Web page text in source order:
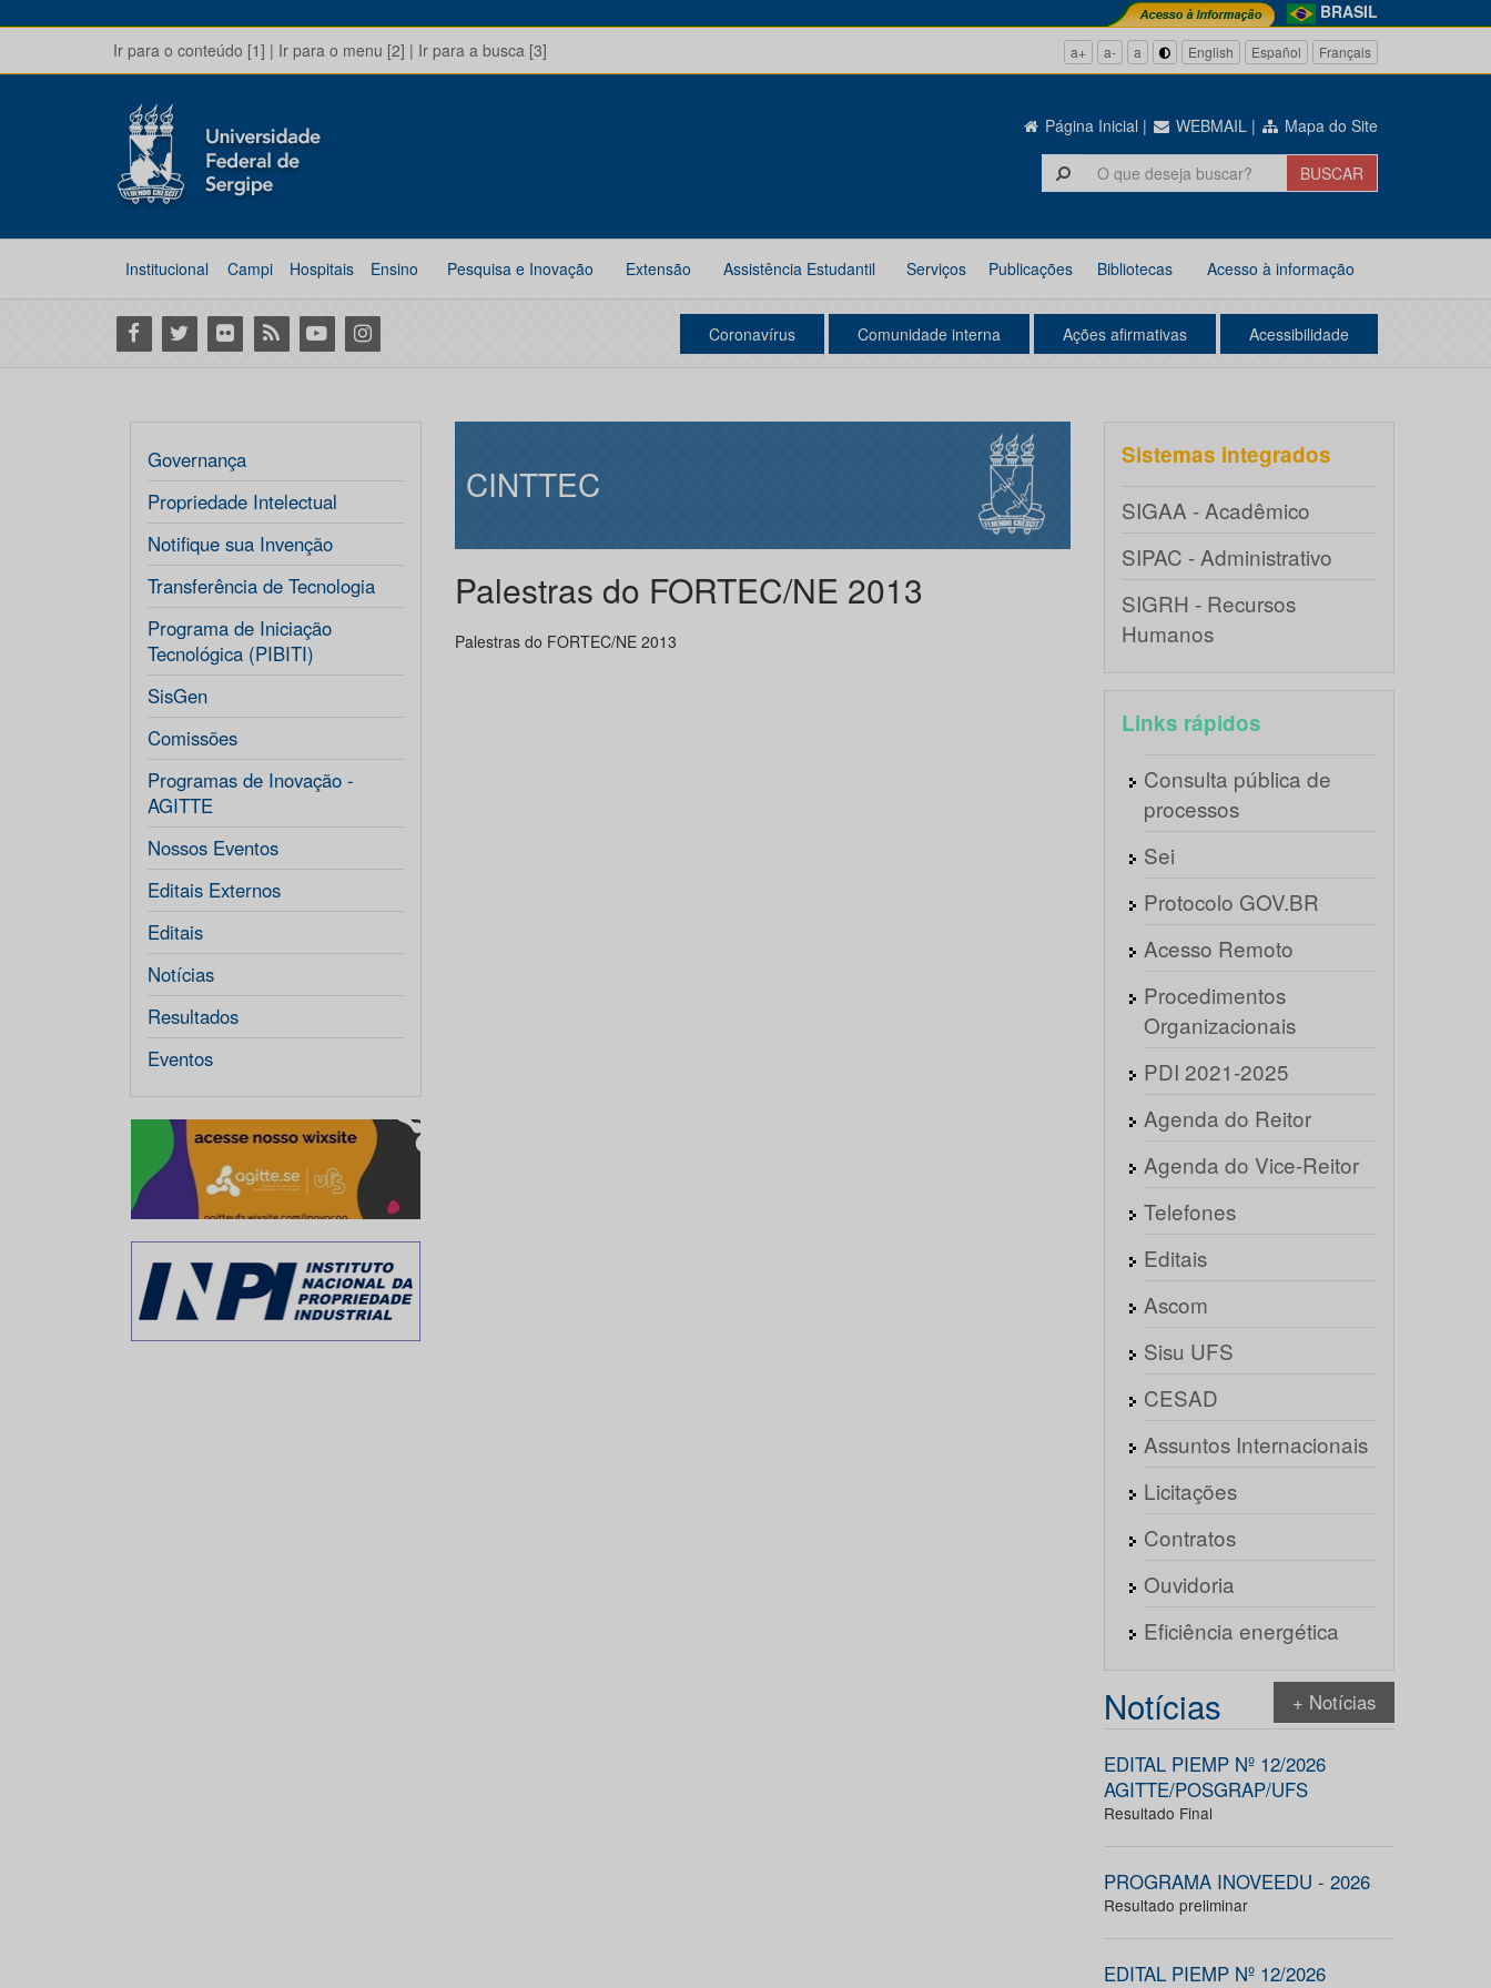
BRASIL
Ir para o conteúdo [1] | Ir para o menu [2] | Ir para a busca [3] a+ a- a English Español Français
Página Inicial | WEBMAIL | Mapa do Site
Institucional Campi Hospitais Ensino Pesquisa e Inovação Extensão Assistência Estudantil Serviços Publicações Bibliotecas Acesso à informação
Facebook
Twitter Flickr RSS YoutubeInstagram Coronavírus Comunidade interna Ações afirmativas Acessibilidade
Governança
Propriedade Intelectual
Notifique sua Invenção
Transferência de Tecnologia
Programa de Iniciação
Tecnológica (PIBITI)
SisGen
Comissões
Programas de Inovação -
AGITTE
Nossos Eventos
Editais Externos
Editais
Notícias
Resultados
Eventos
CINTTEC
Palestras do FORTEC/NE 2013
Palestras do FORTEC/NE 2013
Sistemas integrados
SIGAA - Acadêmico
SIPAC - Administrativo
SIGRH - Recursos
Humanos
Links rápidos
Consulta pública de
processos
Sei
Protocolo GOV.BR
Acesso Remoto
Procedimentos
Organizacionais
PDI 2021-2025
Agenda do Reitor
Agenda do Vice-Reitor
Telefones
Editais
Ascom
Sisu UFS
CESAD
Assuntos Internacionais
Licitações
Contratos
Ouvidoria
Eficiência energética
Notícias + Notícias
EDITAL PIEMP Nº 12/2026
AGITTE/POSGRAP/UFS
Resultado Final
PROGRAMA INOVEEDU - 2026
Resultado preliminar
EDITAL PIEMP Nº 12/2026